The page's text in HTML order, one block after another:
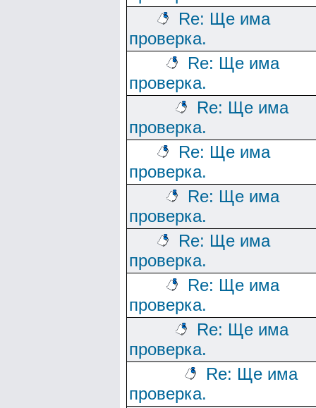
Re: Ще има
проверка.
Re: Ще има
проверка.
Re: Ще има
проверка.
Re: Ще има
проверка.
Re: Ще има
проверка.
Re: Ще има
проверка.
Re: Ще има
проверка.
Re: Ще има
проверка.
Re: Ще има
проверка.